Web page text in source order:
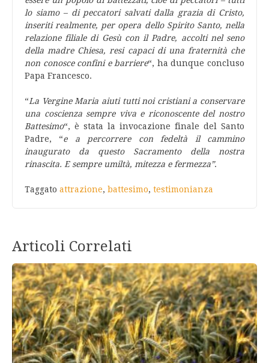
lo siamo – di peccatori salvati dalla grazia di Cristo,
inseriti realmente, per opera dello Spirito Santo, nella
relazione filiale di Gesù con il Padre, accolti nel seno
della madre Chiesa, resi capaci di una fraternità che
non conosce confini e barriere“, ha dunque concluso
Papa Francesco.
“La Vergine Maria aiuti tutti noi cristiani a conservare
una coscienza sempre viva e riconoscente del nostro
Battesimo“, è stata la invocazione finale del Santo
Padre, “e a percorrere con fedeltà il cammino
inaugurato da questo Sacramento della nostra
rinascita. E sempre umiltà, mitezza e fermezza”.
Taggato attrazione, battesimo, testimonianza
Articoli Correlati